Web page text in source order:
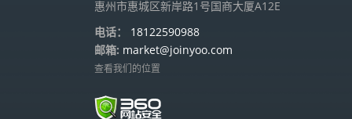
惠州市惠城区新岸路1号国商大厦A12E
电话：
18122590988
邮箱: market@joinyoo.com
查看我们的位置